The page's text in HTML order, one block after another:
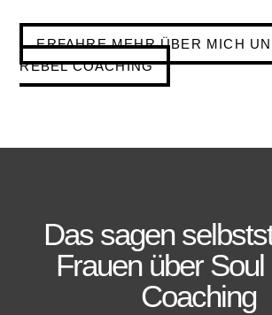
ERFAHRE MEHR ÜBER MICH
REBEL COACHING
Das sagen
Frauen über
Coaching